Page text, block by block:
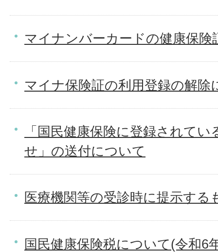
マイナンバーカードの健康保険
マイナ保険証の利用登録の解除
「国民健康保険に登録されて
せ」の送付について
医療機関等の受診時に提示する
国民健康保険税について(令和6